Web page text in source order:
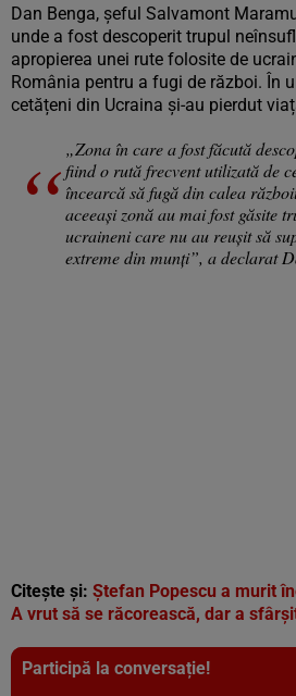
Dan Benga, șeful Salvamont
unde a fost descoperit trupul
apropierea unei rute folosite de
România pentru a fugi de război. În
cetățeni din Ucraina și-au pierdut
„Zona în care a fost făcută
fiind o rută frecvent utilizată de
încearcă să fugă din calea
aceeaşi zonă au mai fost găsite
ucraineni care nu au reuşit să
extreme din munţi”, a declarat
Citește și: Ștefan Popescu a murit
A vrut să se răcorească, dar a
Participă la conversație!